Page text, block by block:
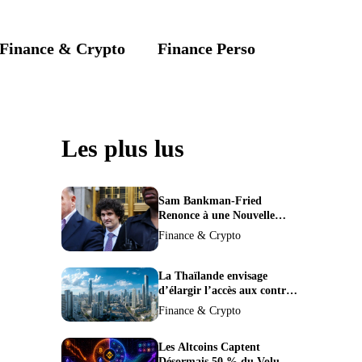
Finance & Crypto Finance Perso
Les plus lus
Sam Bankman-Fried
Renonce à une Nouvelle
Demande de Procès,
Intensifiant la Pression pour
Finance & Crypto
La Thaïlande envisage
d’élargir l’accès aux contrats
à terme crypto dans une
Finance & Crypto
Les Altcoins Captent